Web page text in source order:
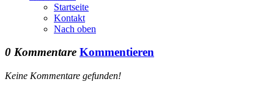
Startseite
Kontakt
Nach oben
0 Kommentare Kommentieren
Keine Kommentare gefunden!